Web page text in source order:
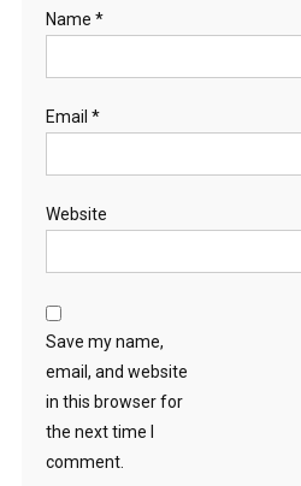
Name *
Email *
Website
Save my name,
email, and website
in this browser for
the next time I
comment.